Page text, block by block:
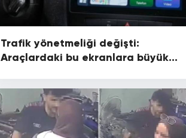
Trafik yönetmeliği değişti:
Araçlardaki bu ekranlara büyük